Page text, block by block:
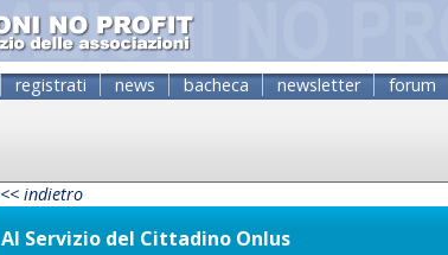
registrati news bacheca newsletter forum
<< indietro
Al Servizio del Cittadino Onlus